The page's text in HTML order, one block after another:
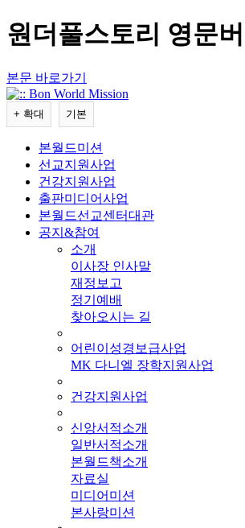
원더풀스토리 영문
본문 바로가기
본월드미션
선교지원사업
건강지원사업
출판미디어사업
본월드선교센터대관
공지&참여
소개
이사장 인사말
재정보고
정기예배
찾아오시는 길
어린이성경보급사업
MK 다니엘 장학지원사업
건강지원사업
신앙서적소개
일반서적소개
본월드책소개
자료실
미디어미션
본사랑미션